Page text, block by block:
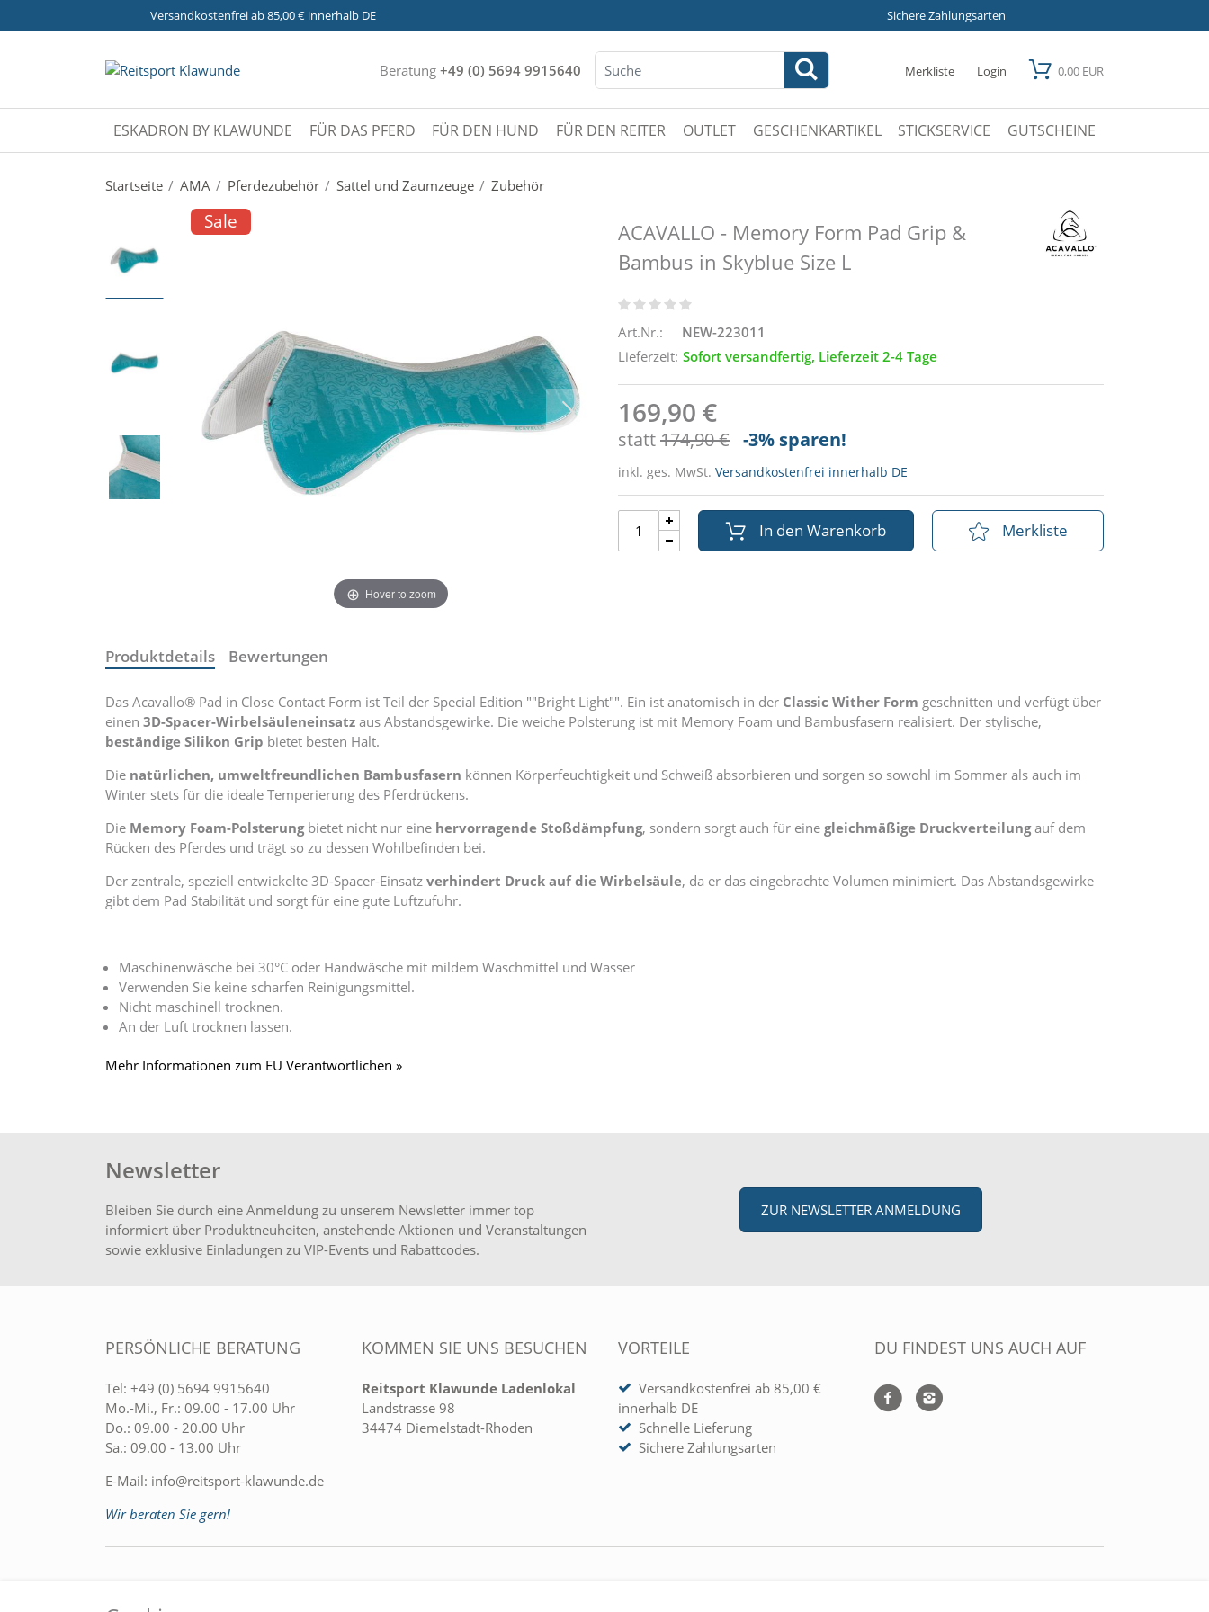
Versandkostenfrei ab 85,00 € innerhalb DE Sichere Zahlungsarten
Beratung +49 (0) 5694 9915640 Merkliste Login 0,00 EUR
ESKADRON BY KLAWUNDE FÜR DAS PFERD FÜR DEN HUND FÜR DEN REITER OUTLET GESCHENKARTIKEL STICKSERVICE GUTSCHEINE
Startseite AMA Pferdezubehör Sattel und Zaumzeuge Zubehör
Sale
Hover to zoom
ACAVALLO - Memory Form Pad Grip &
Bambus in Skyblue Size L
Art.Nr.:
NEW-223011
Lieferzeit: Sofort versandfertig, Lieferzeit 2-4 Tage
169,90 €
statt174,90 € -3% sparen!
inkl. ges. MwSt. Versandkostenfrei innerhalb DE
In den Warenkorb Merkliste
Produktdetails Bewertungen
Das Acavallo® Pad in Close Contact Form ist Teil der Special Edition ""Bright Light"". Ein ist anatomisch in der Classic Wither Form geschnitten und verfügt über
einen 3D-Spacer-Wirbelsäuleneinsatz aus Abstandsgewirke. Die weiche Polsterung ist mit Memory Foam und Bambusfasern realisiert. Der stylische,
beständige Silikon Grip bietet besten Halt.
Die natürlichen, umweltfreundlichen Bambusfasern können Körperfeuchtigkeit und Schweiß absorbieren und sorgen so sowohl im Sommer als auch im
Winter stets für die ideale Temperierung des Pferdrückens.
Die Memory Foam-Polsterungbietet nicht nur eine hervorragende Stoßdämpfung, sondern sorgt auch für eine gleichmäßige Druckverteilungauf dem
Rücken des Pferdes und trägt so zu dessen Wohlbefinden bei.
Der zentrale, speziell entwickelte 3D-Spacer-Einsatz verhindert Druck auf die Wirbelsäule, da er das eingebrachte Volumen minimiert. Das Abstandsgewirke
gibt dem Pad Stabilität und sorgt für eine gute Luftzufuhr.
Maschinenwäsche bei 30°C oder Handwäsche mit mildem Waschmittel und Wasser
Verwenden Sie keine scharfen Reinigungsmittel.
Nicht maschinell trocknen.
An der Luft trocknen lassen.
Mehr Informationen zum EU Verantwortlichen »
Newsletter
Bleiben Sie durch eine Anmeldung zu unserem Newsletter immer top
informiert über Produktneuheiten, anstehende Aktionen und Veranstaltungen
sowie exklusive Einladungen zu VIP-Events und Rabattcodes.
ZUR NEWSLETTER ANMELDUNG
PERSÖNLICHE BERATUNG
Tel: +49 (0) 5694 9915640
Mo.-Mi., Fr.: 09.00 - 17.00 Uhr
Do.: 09.00 - 20.00 Uhr
Sa.: 09.00 - 13.00 Uhr
E-Mail: info@reitsport-klawunde.de
Wir beraten Sie gern!
KOMMEN SIE UNS BESUCHEN
Reitsport Klawunde Ladenlokal
Landstrasse 98
34474 Diemelstadt-Rhoden
VORTEILE
Versandkostenfrei ab 85,00 €
innerhalb DE
Schnelle Lieferung
Sichere Zahlungsarten
DU FINDEST UNS AUCH AUF